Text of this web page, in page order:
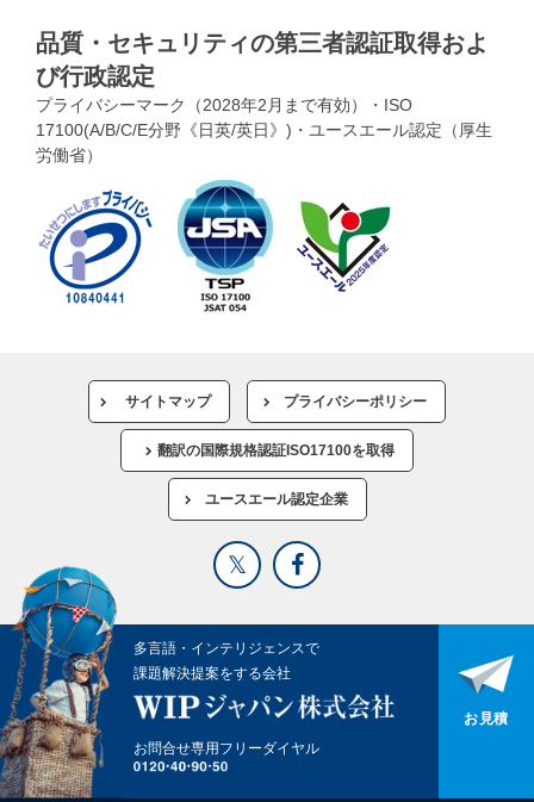
品質・セキュリティの第三者認証取得およ
び行政認定
プライバシーマーク（2028年2月まで有効）・ISO
17100(A/B/C/E分野《日英/英日》)・ユースエール認定（厚生
労働省）
サイトマップ プライバシーポリシー
翻訳の国際規格認証ISO17100を取得
ユースエール認定企業
多言語・インテリジェンスで
課題解決提案をする会社
お問合せ専用フリーダイヤル
お見積